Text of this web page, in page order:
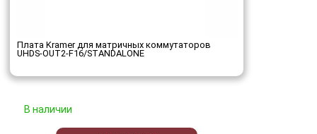
Плата Kramer для матричных коммутаторов
UHDS-OUT2-F16/STANDALONE
В наличии